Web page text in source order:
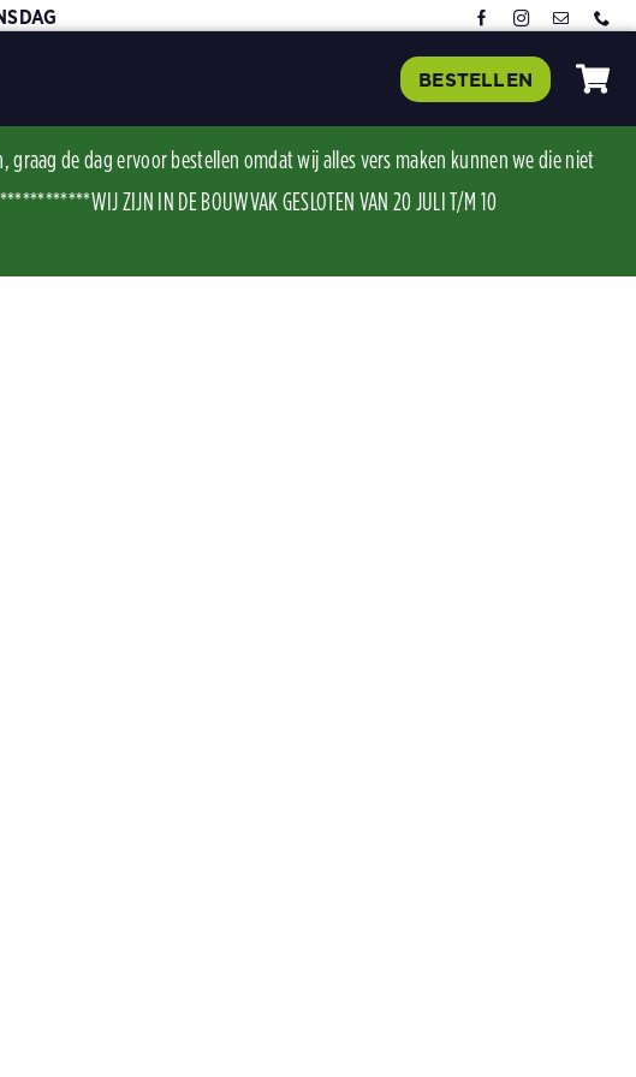
BESTELLEN
de dag ervoor bestellen omdat wij alles vers maken kunnen we die niet
ZIJN IN DE BOUWVAK GESLOTEN VAN 20 JULI T/M 10